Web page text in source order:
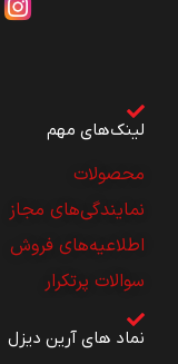
لینک‌های مهم
محصولات
نمایندگی‌های مجاز
اطلاعیه‌های فروش
سوالات پرتکرار
نماد های آرین دیزل